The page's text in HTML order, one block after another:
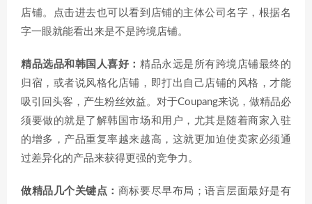
店铺。点击进去也可以看到店铺的主体公司名字，根据名
字一眼就能看出来是不是跨境店铺。
精品选品和韩国人喜好： 精品永远是所有跨境店铺最终的
归宿，或者说风格化店铺，即打出自己店铺的风格，才能
吸引回头客，产生粉丝效益。对于Coupang来说，做精品必
须要做的就是了解韩国市场和用户，尤其是随着商家入驻
的增多，产品重复率越来越高，这就更加迫使卖家必须通
过差异化的产品来获得更强的竞争力。
做精品几个关键点： 商标要尽早布局；语言层面最好是有